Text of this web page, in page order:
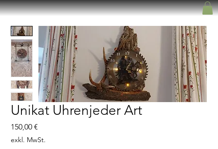
Unikat Uhrenjeder Art
150,00 €
exkl. MwSt.